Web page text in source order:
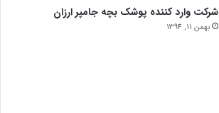
شرکت وارد کننده پوشک بچه جامپر ارزان
بهمن 11, 1394